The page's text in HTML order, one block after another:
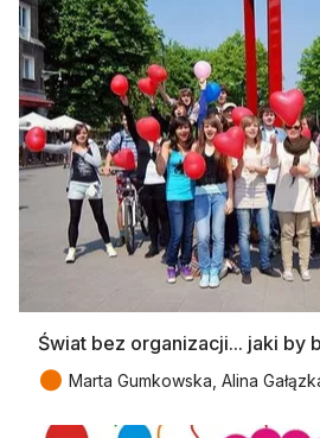
Świat bez organizacji... jaki by
● Marta Gumkowska, Alina